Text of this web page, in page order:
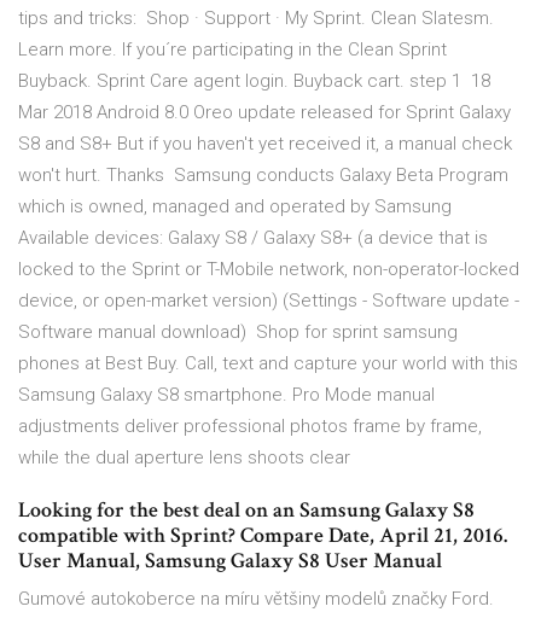
tips and tricks: Shop · Support · My Sprint. Clean Slatesm.
Learn more. If you´re participating in the Clean Sprint
Buyback. Sprint Care agent login. Buyback cart. step 1 18
Mar 2018 Android 8.0 Oreo update released for Sprint Galaxy
S8 and S8+ But if you haven't yet received it, a manual check
won't hurt. Thanks Samsung conducts Galaxy Beta Program
which is owned, managed and operated by Samsung
Available devices: Galaxy S8 / Galaxy S8+ (a device that is
locked to the Sprint or T-Mobile network, non-operator-locked
device, or open-market version) (Settings - Software update -
Software manual download) Shop for sprint samsung
phones at Best Buy. Call, text and capture your world with this
Samsung Galaxy S8 smartphone. Pro Mode manual
adjustments deliver professional photos frame by frame,
while the dual aperture lens shoots clear
Looking for the best deal on an Samsung Galaxy S8
compatible with Sprint? Compare Date, April 21, 2016.
User Manual, Samsung Galaxy S8 User Manual
Gumové autokoberce na míru většiny modelů značky Ford. ️